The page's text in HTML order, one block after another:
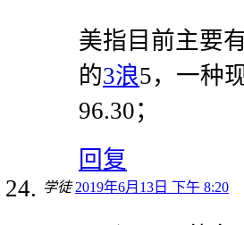
美指目前主要
的3浪5，一种
96.30；
回复
学徒 2019年6月13日 下午 8:20